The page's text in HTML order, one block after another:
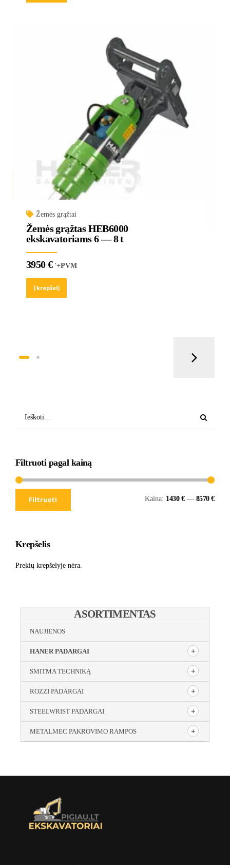
Žemės grąžtai
Žemės grąžtas HEB6000
ekskavatoriams 6 — 8 t
3950€'+PVM
Į krepšelį
Filtruoti pagal kainą
Filtruoti Kaina: 1430 €— 8570 €
Krepšelis
Prekių krepšelyje nėra.
ASORTIMENTAS
NAUJIENOS
HANER PADARGAI
SMITMA TECHNIKĄ
ROZZI PADARGAI
STEELWRIST PADARGAI
METALMEC PAKROVIMO RAMPOS